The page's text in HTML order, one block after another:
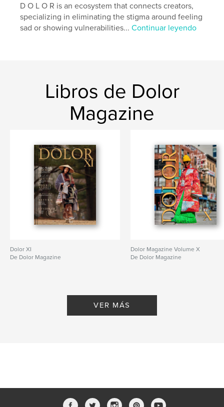
D O L O R is an ecosystem that connects creators,
specializing in eliminating the stigma around feeling
sad or showing vulnerabilities...Continuar leyendo
Libros de Dolor
Magazine
Dolor XI
De Dolor Magazine
Dolor Magazine Volume X
De Dolor Magazine
VER MÁS